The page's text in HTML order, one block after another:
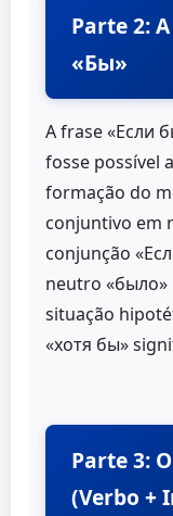
Parte 2:
«Бы»
A frase «Если
fosse possível
formação do
conjuntivo em
conjunção
neutro «было»
situação
«хотя бы»
Parte 3:
(Verbo +